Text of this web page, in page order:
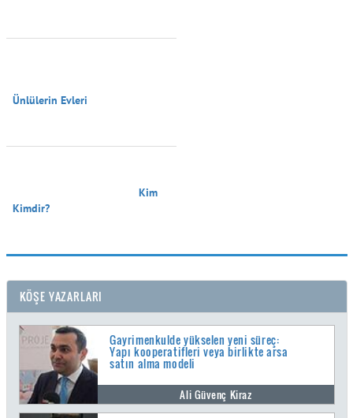
Ünlülerin Evleri
Kimdir?
KÖŞE YAZARLARI
Gayrimenkulde yükselen yeni süreç:
Yapı kooperatifleri veya birlikte arsa
satın alma modeli
Ali Güvenç Kiraz